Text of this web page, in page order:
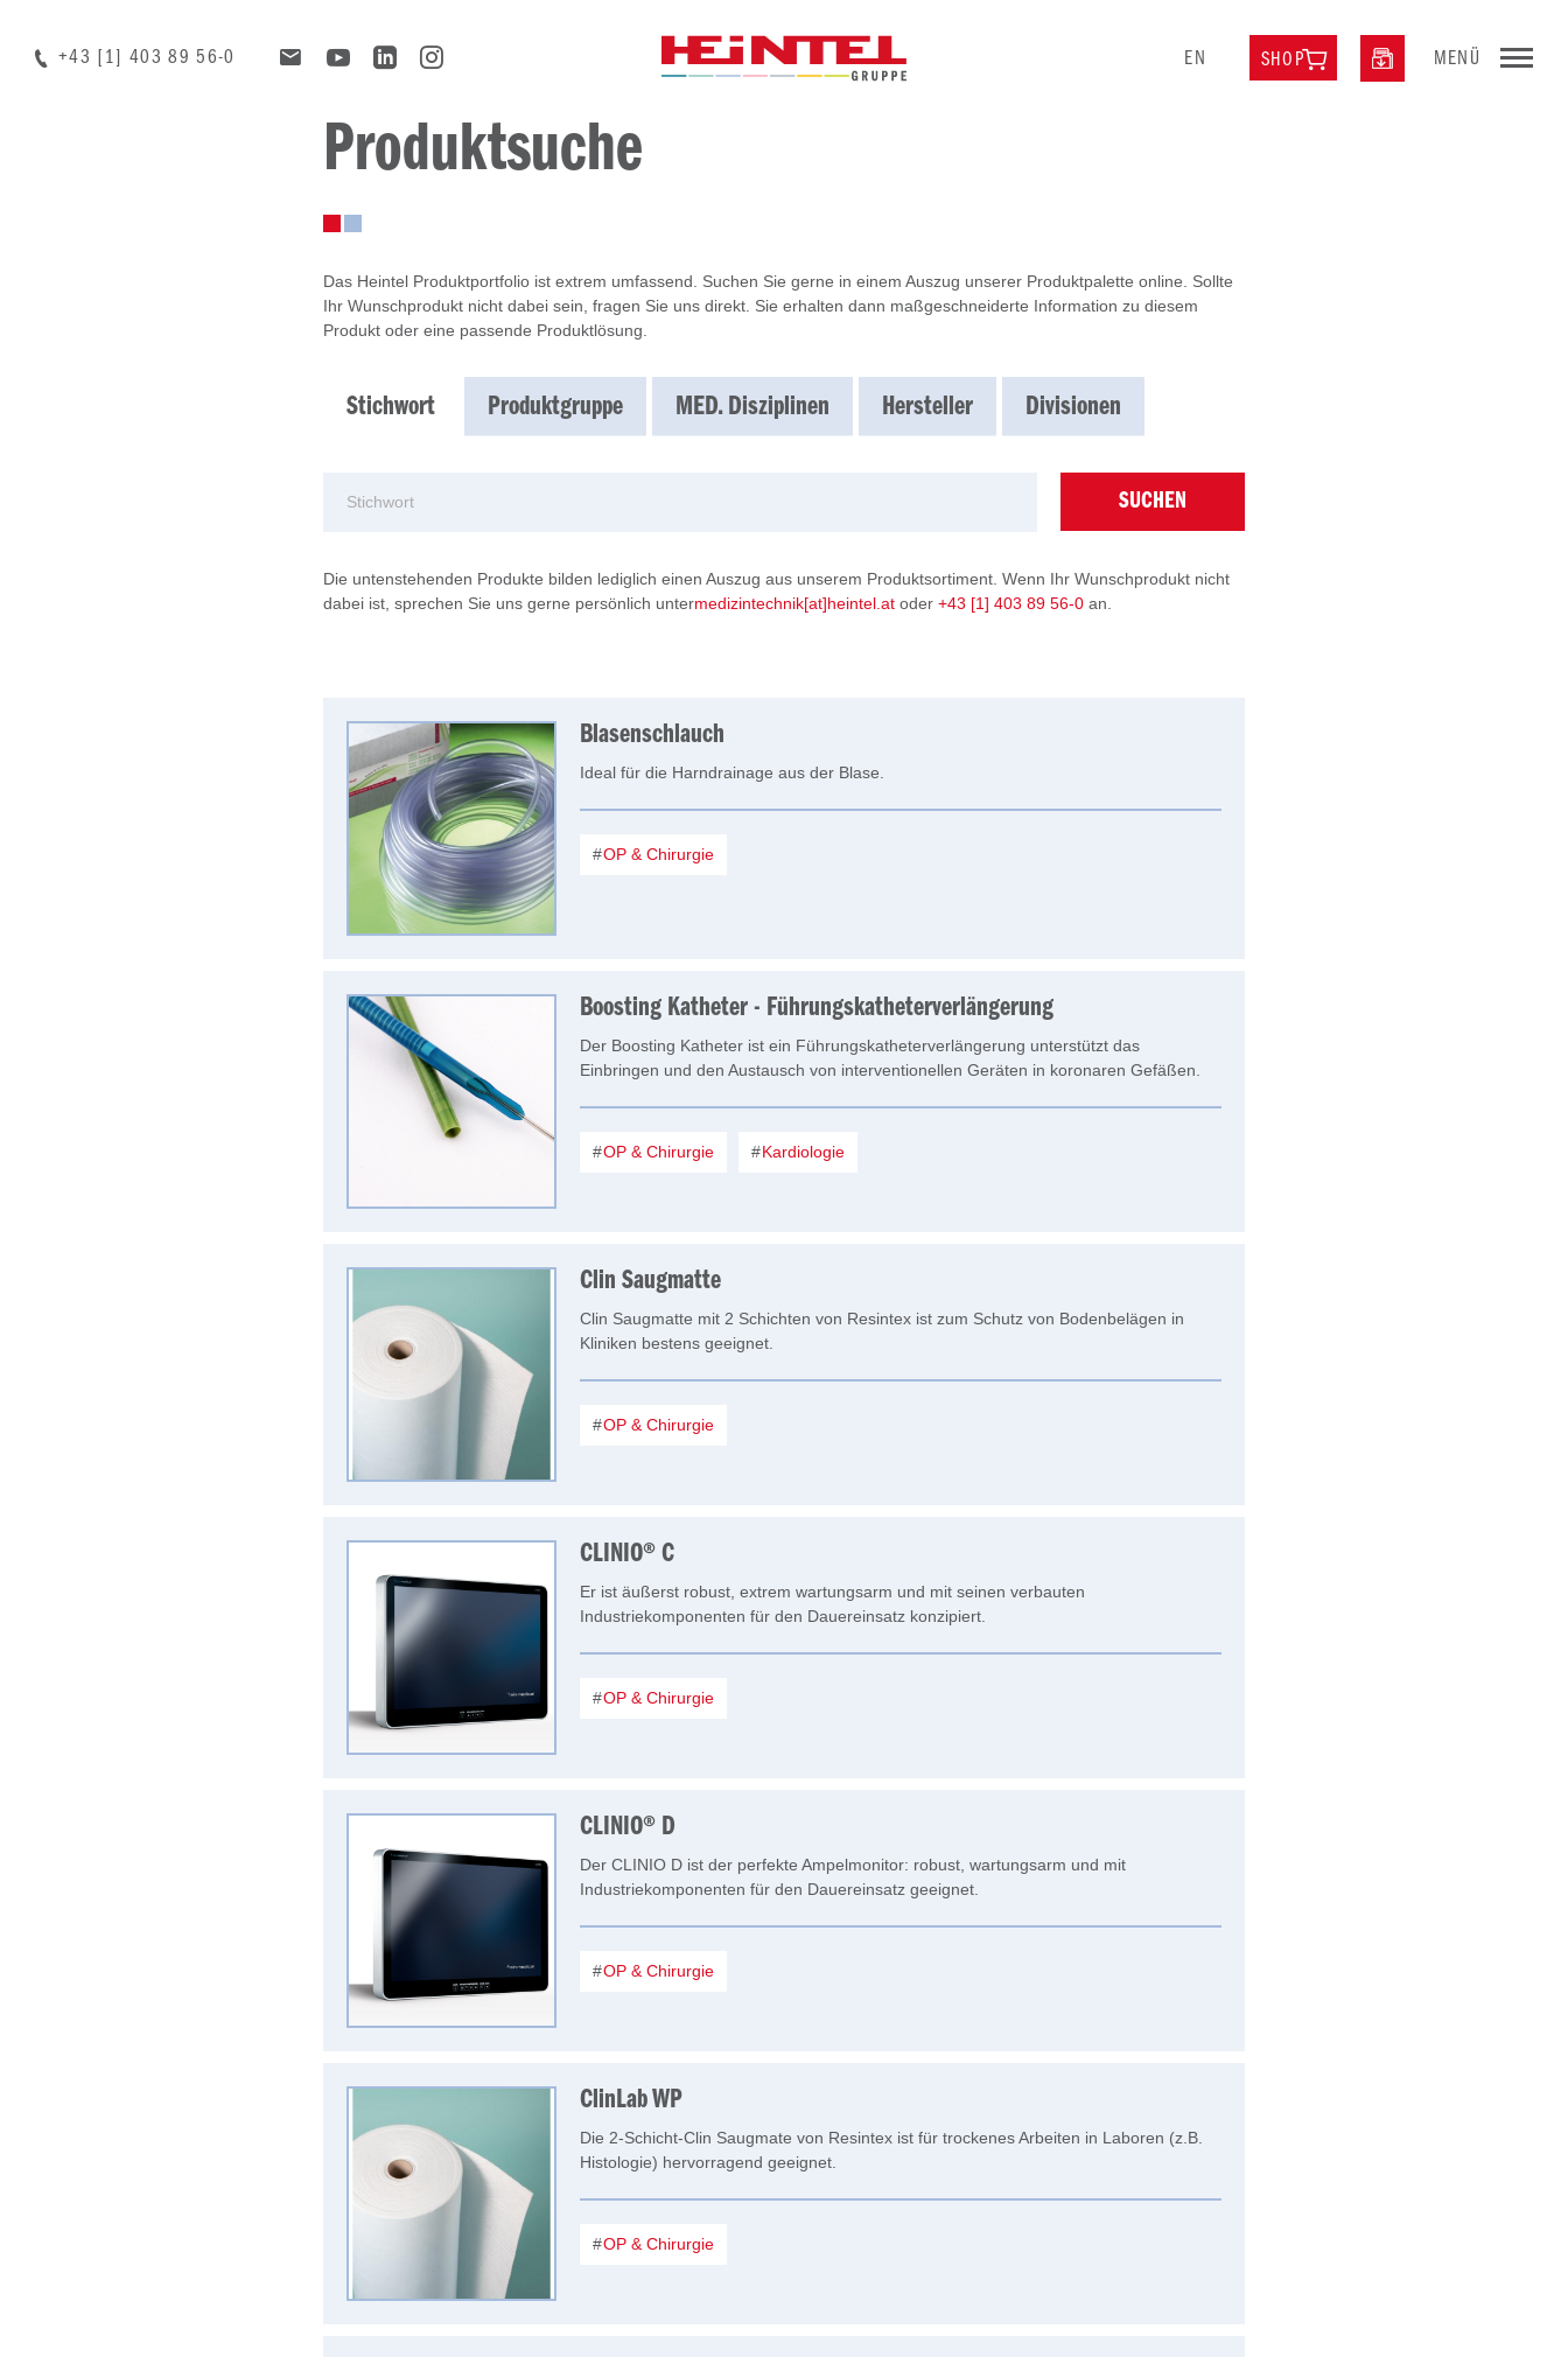
+43 [1] 403 89 56-0 EN SHOP MENÜ
Produktsuche
Das Heintel Produktportfolio ist extrem umfassend. Suchen Sie gerne in einem Auszug unserer Produktpalette online. Sollte
Ihr Wunschprodukt nicht dabei sein, fragen Sie uns direkt. Sie erhalten dann maßgeschneiderte Information zu diesem
Produkt oder eine passende Produktlösung.
Stichwort Produktgruppe MED. Disziplinen Hersteller Divisionen
SUCHEN
Die untenstehenden Produkte bilden lediglich einen Auszug aus unserem Produktsortiment. Wenn Ihr Wunschprodukt nicht
dabei ist, sprechen Sie uns gerne persönlich untermedizintechnik[at]heintel.at oder +43 [1] 403 89 56-0 an.
Blasenschlauch
Ideal für die Harndrainage aus der Blase.
OP & Chirurgie
Boosting Katheter - Führungskatheterverlängerung
Der Boosting Katheter ist ein Führungskatheterverlängerung unterstützt das
Einbringen und den Austausch von interventionellen Geräten in koronaren Gefäßen.
OP & Chirurgie Kardiologie
Clin Saugmatte
Clin Saugmatte mit 2 Schichten von Resintex ist zum Schutz von Bodenbelägen in
Kliniken bestens geeignet.
OP & Chirurgie
CLINIO® C
Er ist äußerst robust, extrem wartungsarm und mit seinen verbauten
Industriekomponenten für den Dauereinsatz konzipiert.
OP & Chirurgie
CLINIO® D
Der CLINIO D ist der perfekte Ampelmonitor: robust, wartungsarm und mit
Industriekomponenten für den Dauereinsatz geeignet.
OP & Chirurgie
ClinLab WP
Die 2-Schicht-Clin Saugmate von Resintex ist für trockenes Arbeiten in Laboren (z.B.
Histologie) hervorragend geeignet.
OP & Chirurgie